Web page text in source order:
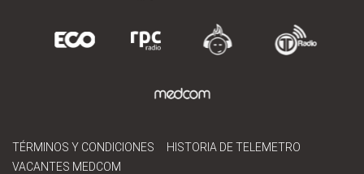
TÉRMINOS Y CONDICIONES
HISTORIA DE TELEMETRO
VACANTES MEDCOM